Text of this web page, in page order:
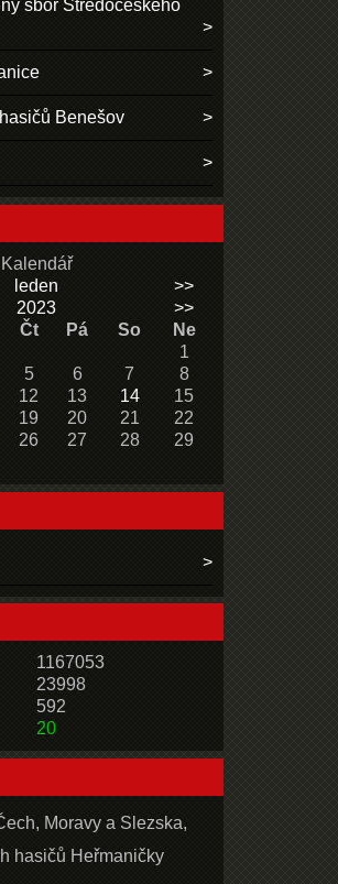
sbor Středočeského
Benešov
Kalendář
leden
>>
2023
>>
Čt Pá So
Ne
1
5 6 7
8
12 13 14
15
19 20 21
22
26 27 28
29
20
1167053
23998
592
Moravy a Slezska,
hasičů Heřmaničky